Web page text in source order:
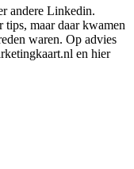
andere Linkedin.
tips, maar daar kwamen
waren. Op advies
en hier